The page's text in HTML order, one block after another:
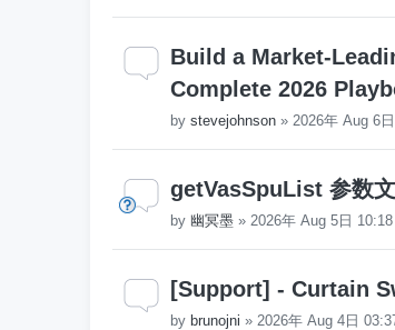
Build a Market-
Complete 2026
by stevejohnson » 2026年 Aug 6
getVasSpuList 参数
by 幽冥墨 » 2026年 Aug 5日 10:18
[Support] - Curtain
by brunojni » 2026年 Aug 4日